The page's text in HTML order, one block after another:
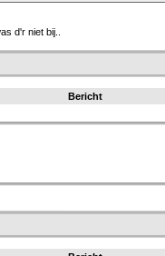
d'r niet bij..
Bericht